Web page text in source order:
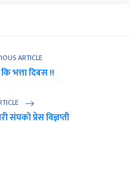
ARTICLE
भत्ता दिबस !!
संघको प्रेस विज्ञप्ती